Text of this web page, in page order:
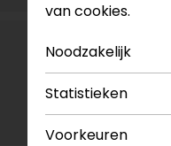
van cookies.
Noodzakelijk
Statistieken
Voorkeuren